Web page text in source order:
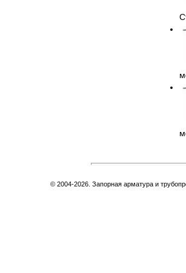
© 2004-2026. Запорная арматура и